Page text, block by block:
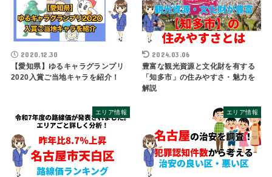
2020.12.30
【愛知県】ゆるキャラグランプリ
2020入賞ご当地キャラを紹介！
2024.03.06
豊富な観光資源と文化財を有する
「知多市」の住みやすさ・魅力を
解説
エリア情報 エリア情報